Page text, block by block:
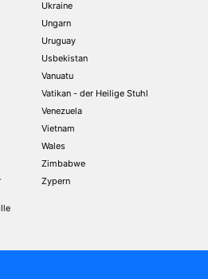
Ukraine
Ungarn
Uruguay
Usbekistan
Vanuatu
Vatikan - der Heilige Stuhl
Venezuela
Vietnam
Wales
Zimbabwe
Zypern